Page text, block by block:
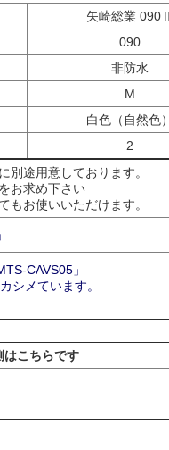
矢崎総業
090
非防水
M
白色（自然色
2
別途用意しております。
お求め下さい
もお使いいただけます。
CAVS05」
シメています。
はこちらです